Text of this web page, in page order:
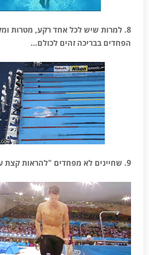
8. למרות שיש לכל אחד רקע, מטרות
הפחדים בבריכה זהים לכולם…
9. שחיינים לא מפחדים "להראות קצת עור"…